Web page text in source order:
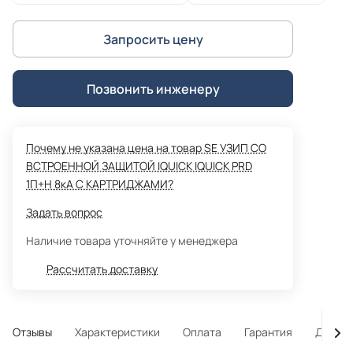
Запросить цену
Позвонить инженеру
Почему не указана цена на товар SE УЗИП СО
ВСТРОЕННОЙ ЗАЩИТОЙ IQUICK IQUICK PRD
1П+Н 8кА С КАРТРИДЖАМИ?
Задать вопрос
Наличие товара уточняйте у менеджера
Рассчитать доставку
Отзывы Характеристики Оплата Гарантия